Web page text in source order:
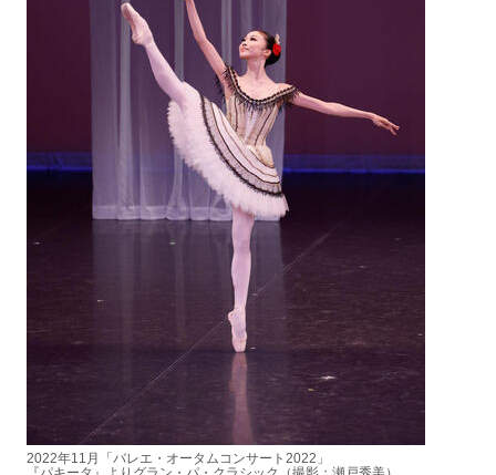
2022年11月「バレエ・オータムコンサート2022」